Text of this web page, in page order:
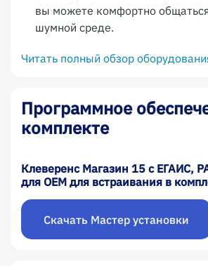
вы можете комфортно
шумной среде.
Читать полный обзор
Программное
комплекте
Клеверенс Магазин 15 с
для OEM для встраивания в
Скачать Мастер установки